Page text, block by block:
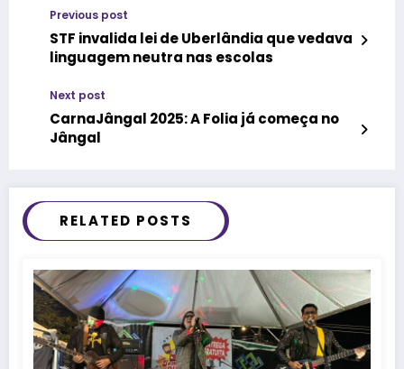
Previous post
STF invalida lei de Uberlândia que vedava
linguagem neutra nas escolas
Next post
CarnaJângal 2025: A Folia já começa no
Jângal
RELATED POSTS